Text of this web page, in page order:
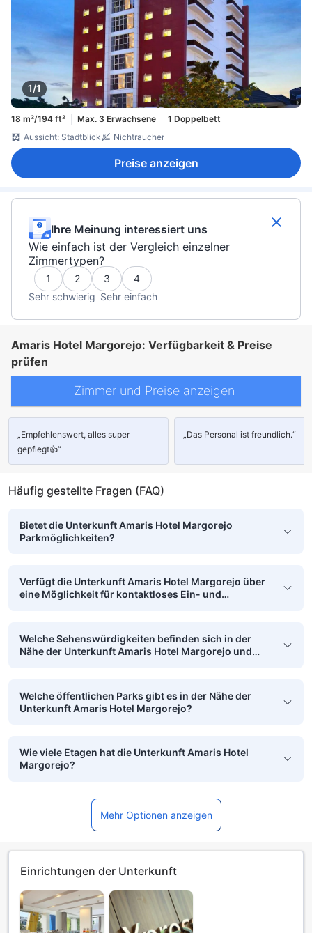
1/1
18 m²/194 ft² Max. 3 Erwachsene
1 Doppelbett
Aussicht: Stadtblick
Nichtraucher
Preise anzeigen
Ihre Meinung interessiert uns
Wie einfach ist der Vergleich einzelner
Zimmertypen?
1 2 3
4
Sehr schwierig Sehr einfach
Amaris Hotel Margorejo: Verfügbarkeit & Preise
prüfen
Zimmer und Preise anzeigen
„Empfehlenswert, alles super
gepflegt👍“
„Das Personal ist freundlich.“
Häufig gestellte Fragen (FAQ)
Bietet die Unterkunft Amaris Hotel Margorejo
Parkmöglichkeiten?
Verfügt die Unterkunft Amaris Hotel Margorejo über
eine Möglichkeit für kontaktloses Ein- und
Welche Sehenswürdigkeiten befinden sich in der
Nähe der Unterkunft Amaris Hotel Margorejo und
Welche öffentlichen Parks gibt es in der Nähe der
Unterkunft Amaris Hotel Margorejo?
Wie viele Etagen hat die Unterkunft Amaris Hotel
Margorejo?
Mehr Optionen anzeigen
Einrichtungen der Unterkunft